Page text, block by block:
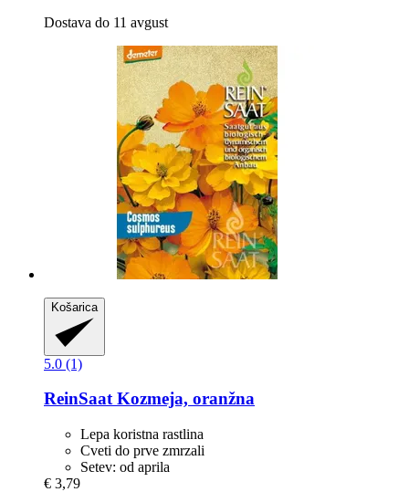
Dostava do 11 avgust
Košarica
5.0 (1)
ReinSaatKozmeja, oranžna
Lepa koristna rastlina
Cveti do prve zmrzali
Setev: od aprila
€ 3,79